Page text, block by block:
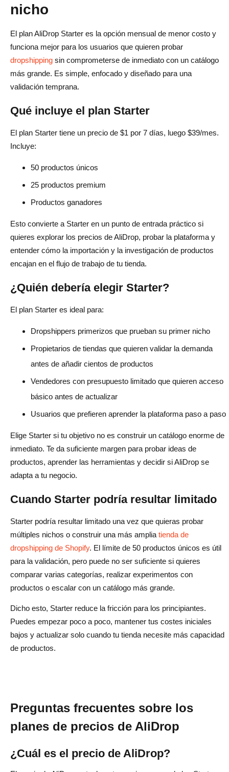
nicho
El plan AliDrop Starter es la opción mensual de menor costo y
funciona mejor para los usuarios que quieren probar
dropshipping sin comprometerse de inmediato con un catálogo
más grande. Es simple, enfocado y diseñado para una
validación temprana.
Qué incluye el plan Starter
El plan Starter tiene un precio de $1 por 7 días, luego $39/mes.
Incluye:
50 productos únicos
25 productos premium
Productos ganadores
Esto convierte a Starter en un punto de entrada práctico si
quieres explorar los precios de AliDrop, probar la plataforma y
entender cómo la importación y la investigación de productos
encajan en el flujo de trabajo de tu tienda.
¿Quién debería elegir Starter?
El plan Starter es ideal para:
Dropshippers primerizos que prueban su primer nicho
Propietarios de tiendas que quieren validar la demanda
antes de añadir cientos de productos
Vendedores con presupuesto limitado que quieren acceso
básico antes de actualizar
Usuarios que prefieren aprender la plataforma paso a paso
Elige Starter si tu objetivo no es construir un catálogo enorme de
inmediato. Te da suficiente margen para probar ideas de
productos, aprender las herramientas y decidir si AliDrop se
adapta a tu negocio.
Cuando Starter podría resultar limitado
Starter podría resultar limitado una vez que quieras probar
múltiples nichos o construir una más amplia tienda de
dropshipping de Shopify. El límite de 50 productos únicos es útil
para la validación, pero puede no ser suficiente si quieres
comparar varias categorías, realizar experimentos con
productos o escalar con un catálogo más grande.
Dicho esto, Starter reduce la fricción para los principiantes.
Puedes empezar poco a poco, mantener tus costes iniciales
bajos y actualizar solo cuando tu tienda necesite más capacidad
de productos.
Preguntas frecuentes sobre los
planes de precios de AliDrop
¿Cuál es el precio de AliDrop?